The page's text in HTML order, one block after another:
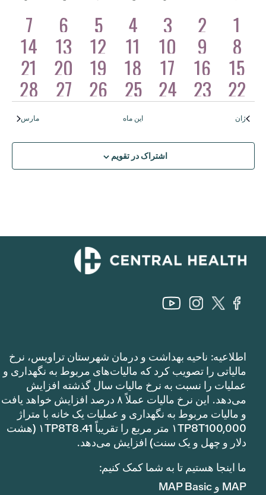
انتخاب
کنید.
تقویم
رویدادها
0
رویدادها
1
1
رویداد
2
1
رویداد
3
0
رویدادها
4
1
رویداد
5
0
رویدادها
6
0
رویدادها
7
0
رویدادها
8
1
رویداد
9
1
رویداد
10
0
رویدادها
11
1
رویداد
12
0
رویدادها
13
0
رویدادها
14
0
رویدادها
15
1
رویداد
16
1
رویداد
17
0
رویدادها
18
1
رویداد
19
0
رویدادها
20
0
رویدادها
21
0
رویدادها
22
1
رویداد
23
1
رویداد
24
0
رویدادها
25
1
رویداد
26
0
رویدادها
27
0
رویدادها
28
ژان این ماه مارس
اشتراک در تقویم
اطلاعیه: ناحیه بهداشت و درمان شهرستان تراویس، نرخ
مالیاتی را تصویب کرد که مالیات‌های مربوط به نگهداری و
عملیات را نسبت به نرخ مالیات سال گذشته افزایش
می‌دهد. این نرخ مالیات عملاً ۸ درصد افزایش خواهد یافت
و مالیات مربوط به نگهداری و عملیات یک خانه با متراژ
۱TP8T100,000 متر مربع را تقریباً ۱TP8T8.41 (هشت
دلار و چهل و یک سنت) افزایش می‌دهد.
ما اینجا هستیم تا به شما کمک کنیم:
MAP و MAP Basic